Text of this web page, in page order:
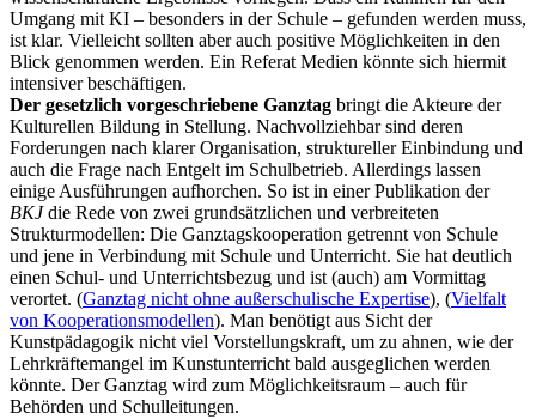
Umgang mit KI – besonders in der Schule – gefunden werden muss,
ist klar. Vielleicht sollten aber auch positive Möglichkeiten in den
Blick genommen werden. Ein Referat Medien könnte sich hiermit
intensiver beschäftigen.
Der gesetzlich vorgeschriebene Ganztag bringt die Akteure der
Kulturellen Bildung in Stellung. Nachvollziehbar sind deren
Forderungen nach klarer Organisation, struktureller Einbindung und
auch die Frage nach Entgelt im Schulbetrieb. Allerdings lassen
einige Ausführungen aufhorchen. So ist in einer Publikation der
BKJdie Rede von zwei grundsätzlichen und verbreiteten
Strukturmodellen: Die Ganztagskooperation getrennt von Schule
und jene in Verbindung mit Schule und Unterricht. Sie hat deutlich
einen Schul- und Unterrichtsbezug und ist (auch) am Vormittag
verortet. (Ganztag nicht ohne außerschulische Expertise), (Vielfalt
von Kooperationsmodellen). Man benötigt aus Sicht der
Kunstpädagogik nicht viel Vorstellungskraft, um zu ahnen, wie der
Lehrkräftemangel im Kunstunterricht bald ausgeglichen werden
könnte. Der Ganztag wird zum Möglichkeitsraum – auch für
Behörden und Schulleitungen.